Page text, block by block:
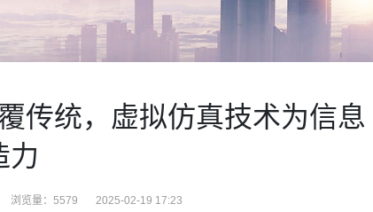
传统，虚拟仿真技术为信息
力
浏览量：5579 2025-02-19 17:23